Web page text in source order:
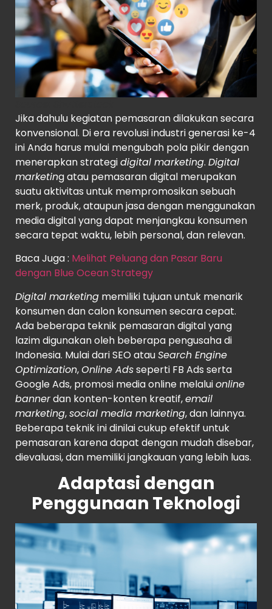
Jika dahulu kegiatan pemasaran dilakukan secara
konvensional. Di era revolusi industri generasi ke-4
ini Anda harus mulai mengubah pola pikir dengan
menerapkan strategidigital marketing. Digital
marketing atau pemasaran digital merupakan
suatu aktivitas untuk mempromosikan sebuah
merk, produk, ataupun jasa dengan menggunakan
media digital yang dapat menjangkau konsumen
secara tepat waktu, lebih personal, dan relevan.
Baca Juga : Melihat Peluang dan Pasar Baru
dengan Blue Ocean Strategy
Digital marketing memiliki tujuan untuk menarik
konsumen dan calon konsumen secara cepat.
Ada beberapa teknik pemasaran digital yang
lazim digunakan oleh beberapa pengusaha di
Indonesia. Mulai dari SEO atauSearch Engine
Optimization,Online Adsseperti FB Ads serta
Google Ads, promosi media online melaluionline
bannerdan konten-konten kreatif,email
marketing,social media marketing, dan lainnya.
Beberapa teknik ini dinilai cukup efektif untuk
pemasaran karena dapat dengan mudah disebar,
dievaluasi, dan memiliki jangkauan yang lebih luas.
Adaptasi dengan
Penggunaan Teknologi